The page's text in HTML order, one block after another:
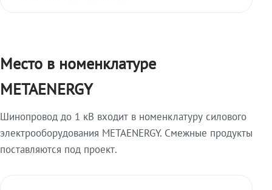
Место в номенклатуре
METAENERGY
Шинопровод до 1 кВ входит в номенклатуру силового
электрооборудования METAENERGY. Смежные продукты
поставляются под проект.